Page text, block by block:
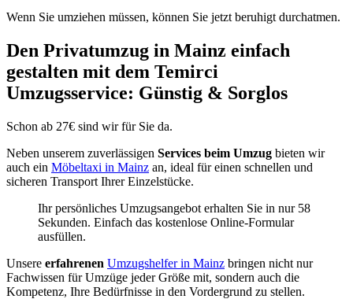
Wenn Sie umziehen müssen, können Sie jetzt beruhigt durchatmen.
Den Privatumzug in Mainz einfach
gestalten mit dem Temirci
Umzugsservice: Günstig & Sorglos
Schon ab 27€ sind wir für Sie da.
Neben unserem zuverlässigen Services beim Umzug bieten wir
auch ein Möbeltaxi in Mainz an, ideal für einen schnellen und
sicheren Transport Ihrer Einzelstücke.
Ihr persönliches Umzugsangebot erhalten Sie in nur 58
Sekunden. Einfach das kostenlose Online-Formular
ausfüllen.
Unsere erfahrenen Umzugshelfer in Mainz bringen nicht nur
Fachwissen für Umzüge jeder Größe mit, sondern auch die
Kompetenz, Ihre Bedürfnisse in den Vordergrund zu stellen.